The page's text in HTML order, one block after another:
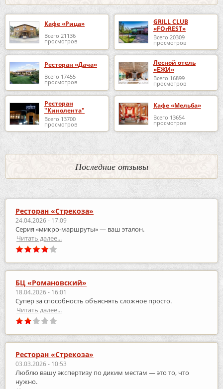
Кафе «Рица»
Всего 21136
просмотров
GRILL CLUB
«FOrREST»
Всего 20309
просмотров
Ресторан «Дача»
Всего 17455
просмотров
Лесной отель
«ЕЖИ»
Всего 16899
просмотров
Ресторан
"Кинолента"
Всего 13700
просмотров
Кафе «Мельба»
Всего 13654
просмотров
Последние отзывы
Ресторан «Стрекоза»
24.04.2026 - 17:09
Серия «микро‑маршруты» — ваш эталон.
Читать далее...
БЦ «Романовский»
18.04.2026 - 16:01
Супер за способность объяснять сложное просто.
Читать далее...
Ресторан «Стрекоза»
03.03.2026 - 10:53
Люблю вашу экспертизу по диким местам — это то, что
нужно.